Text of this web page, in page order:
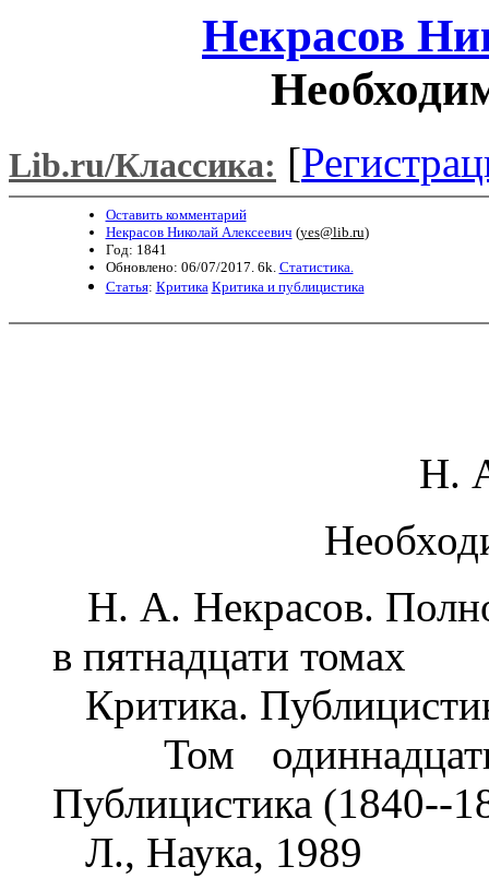
Некрасов
Lib.ru/Классика: [
Оставить комментарий
Некрасов Николай Алексеевич (yes@lib.ru)
Год: 1841
Обновлено: 06/07/2017. 6k. Статистика.
Статья: Критика Критика и публицистика
Н.
Н. А. Некрасов.
в пятнадцати томах
Критика.
Том
Публицистика (1840--
Л., Наука, 1989